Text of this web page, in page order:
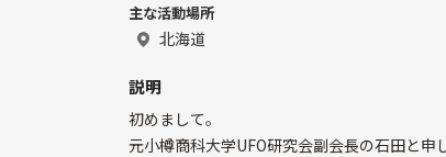
主な活動場所
北海道
説明
初めまして。
元小樽商科大学UFO研究会副会長の石田と申